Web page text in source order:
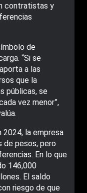
contratistas y
de
“Si se
a las
que la
públicas, se
vez menor”,
2024, la empresa
de pesos, pero
En lo que
146,000
El saldo
riesgo de que